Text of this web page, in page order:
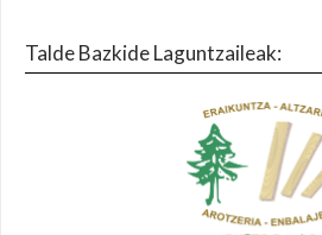
Talde Bazkide Laguntzaileak: